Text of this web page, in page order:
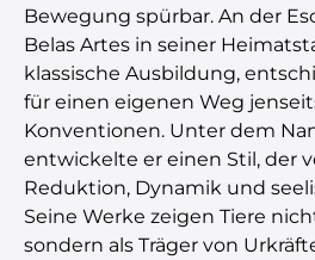
Bewegung spürbar. An der
Belas Artes in seiner
klassische Ausbildung,
für einen eigenen Weg
Konventionen. Unter dem
entwickelte er einen Stil, der
Reduktion, Dynamik und
Seine Werke zeigen Tiere
sondern als Träger von